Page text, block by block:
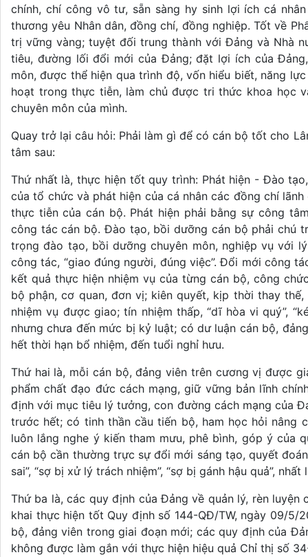
chính, chí công vô tư, sẵn sàng hy sinh lợi ích cá
thương yêu Nhân dân, đồng chí, đồng nghiệp. Tốt về
trị vững vàng; tuyệt đối trung thành với Đảng và Nhà
tiêu, đường lối đổi mới của Đảng; đặt lợi ích của
môn, được thể hiện qua trình độ, vốn hiểu biết, năng
hoạt trong thực tiễn, làm chủ được tri thức khoa học
chuyên môn của mình.
Quay trở lại câu hỏi: Phải làm gì để có cán bộ tốt cho
tâm sau:
Thứ nhất là, thực hiện tốt quy trình: Phát hiện - Đào
của tổ chức và phát hiện của cá nhân các đồng chí
thực tiễn của cán bộ. Phát hiện phải bằng sự công
công tác cán bộ. Đào tạo, bồi dưỡng cán bộ phải chú
trọng đào tạo, bồi dưỡng chuyên môn, nghiệp vụ với
công tác, “giao đúng người, đúng việc”. Đổi mới công
kết quả thực hiện nhiệm vụ của từng cán bộ, công
bộ phận, cơ quan, đơn vị; kiên quyết, kịp thời thay
nhiệm vụ được giao; tín nhiệm thấp, “dĩ hòa vi quý”,
nhưng chưa đến mức bị kỷ luật; có dư luận cán bộ,
hết thời hạn bổ nhiệm, đến tuổi nghỉ hưu.
Thứ hai là, mỗi cán bộ, đảng viên trên cương vị được
phẩm chất đạo đức cách mạng, giữ vững bản lĩnh
định với mục tiêu lý tưởng, con đường cách mạng của
trước hết; có tinh thần cầu tiến bộ, ham học hỏi nâng
luôn lắng nghe ý kiến tham mưu, phê bình, góp ý của
cán bộ cần thường trực sự đổi mới sáng tạo, quyết
sai”, “sợ bị xử lý trách nhiệm”, “sợ bị gánh hậu quả”,
Thứ ba là, các quy định của Đảng về quản lý, rèn
khai thực hiện tốt Quy định số 144-QĐ/TW, ngày 09/5/
bộ, đảng viên trong giai đoạn mới; các quy định của
không được làm gắn với thực hiện hiệu quả Chỉ thị số